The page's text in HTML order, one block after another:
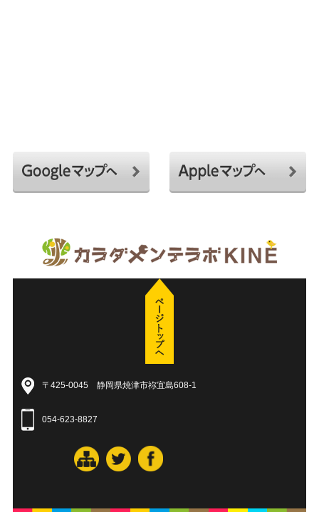
〒425-0045 静岡県焼津市祢宜島608-1
054-623-8827